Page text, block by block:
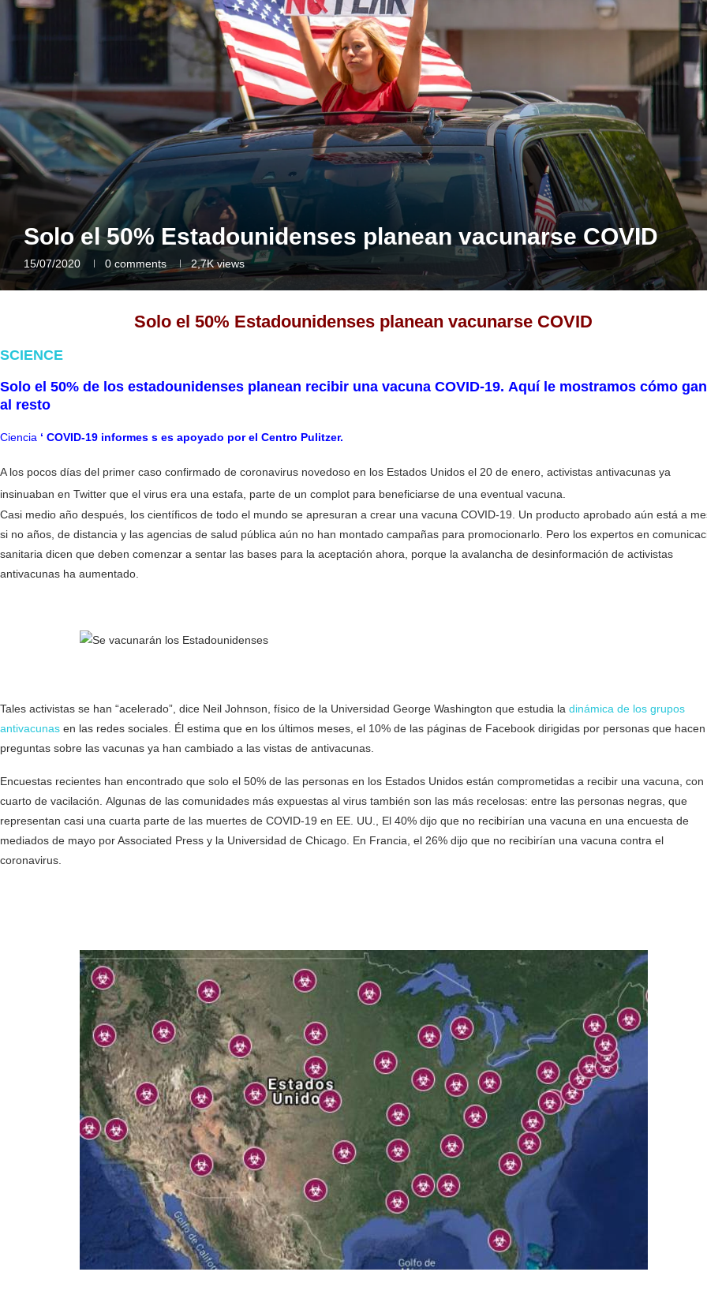
Solo el 50% Estadounidenses planean vacunarse COVID
15/07/2020 0 comments 2,7Kviews
Solo el 50% Estadounidenses planean vacunarse COVID
SCIENCE
Solo el 50% de los estadounidenses planean recibir una vacuna COVID-19. Aquí le mostramos cómo
al resto
Ciencia ‘ COVID-19 informes s es apoyado por el Centro Pulitzer.
A los pocos días del primer caso confirmado de coronavirus novedoso en los Estados Unidos el 20 de enero, activistas antivacunas ya
insinuaban en Twitter que el virus era una estafa, parte de un complot para beneficiarse de una eventual vacuna.
Casi medio año después, los científicos de todo el mundo se apresuran a crear una vacuna COVID-19. Un producto aprobado aún está a
si no años, de distancia y las agencias de salud pública aún no han montado campañas para promocionarlo. Pero los expertos en
sanitaria dicen que deben comenzar a sentar las bases para la aceptación ahora, porque la avalancha de desinformación de activistas
antivacunas ha aumentado.
Tales activistas se han “acelerado”, dice Neil Johnson, físico de la Universidad George Washington que estudia la dinámica de los grupos
antivacunas en las redes sociales. Él estima que en los últimos meses, el 10% de las páginas de Facebook dirigidas por personas que hacen
preguntas sobre las vacunas ya han cambiado a las vistas de antivacunas.
Encuestas recientes han encontrado que solo el 50% de las personas en los Estados Unidos están comprometidas a recibir una vacuna, con
cuarto de vacilación. Algunas de las comunidades más expuestas al virus también son las más recelosas: entre las personas negras, que
representan casi una cuarta parte de las muertes de COVID-19 en EE. UU., El 40% dijo que no recibirían una vacuna en una encuesta de
mediados de mayo por Associated Press y la Universidad de Chicago. En Francia, el 26% dijo que no recibirían una vacuna contra el
coronavirus.